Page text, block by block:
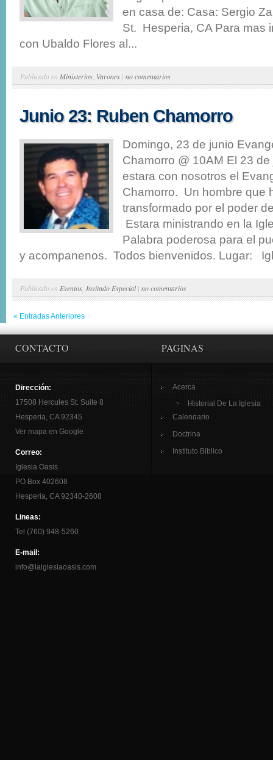
en casa de: Casa: Sergio
St. Hesperia, CA Para mas
con Ubaldo Flores al...
Publicado en Ministerios Varones | no comentarios
Junio 23: Ruben Chamorro
Domingo, 23 de junio
Chamorro @ 10AM El 23
estara con nosotros el
Chamorro. Un hombre que
transformado por el poder
Estara ministrando en la
Palabra poderosa para el
y acompanenos. Todos bienvenidos. Lugar:
Publicado en Eventos Invitado Especial| no comentarios
« Entradas Anteriores
CONTACTO
Dirección:
17508 Hercules St. Suite 8
Hesperia, CA 92345
Ver mapa en Google
Correo:
Iglesia Oasis
PO Box 402608
Hesperia, CA 92340-2608
Lineas:
Tel (760) 948-5260
E-mail:
info@laiglesiaoasis.com
PAGINAS
Acerca
Historial De La Iglesia
Calendario
Doctrina
Instituto Biblico